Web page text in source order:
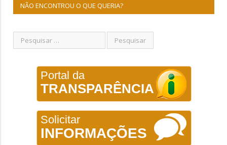
NÃO ENCONTROU O QUE QUERIA?
Portal da
TRANSPARÊNCIA
Solicitar
INFORMAÇÕES